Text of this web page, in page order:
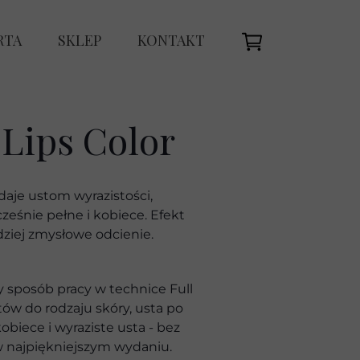
– FULL LIPS COLOR
- MAGIC OMBRÈ BROWS
PMU DO 2 LAT
WODOROWE
SKLEP KONTAKT
ustom wyrazistości,
pełne i kobiece. Efekt
zmysłowe odcienie.
sposób pracy w technice Full
do rodzaju skóry, usta po
i wyraziste usta - bez
najpiękniejszym wydaniu.
Color